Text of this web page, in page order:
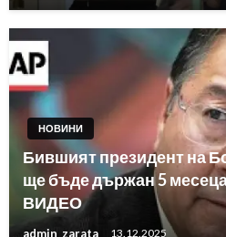
НОВИНИ
Бившият президент на
ще бъде държан 5
ВИДЕО
admin_zarata 13.12.2025